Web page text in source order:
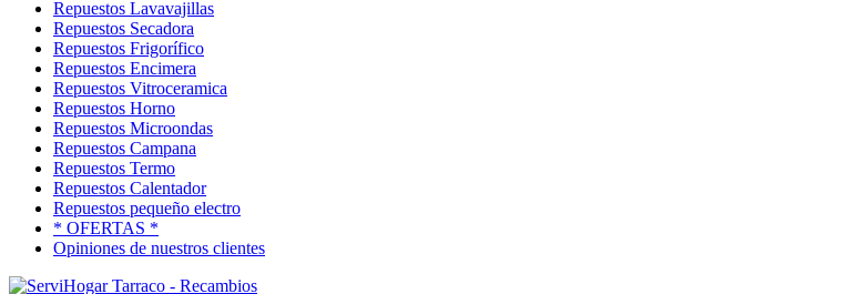
Repuestos Lavavajillas
Repuestos Secadora
Repuestos Frigorífico
Repuestos Encimera
Repuestos Vitroceramica
Repuestos Horno
Repuestos Microondas
Repuestos Campana
Repuestos Termo
Repuestos Calentador
Repuestos pequeño electro
* OFERTAS *
Opiniones de nuestros clientes